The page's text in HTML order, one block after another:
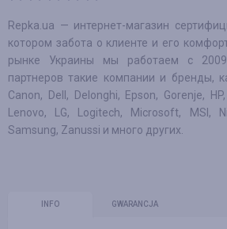
Repka.ua — интернет-магазин
котором забота о клиенте и его
рынке Украины мы работаем с
партнеров такие компании и бренды,
Canon, Dell, Delonghi, Epson, Gorenje,
Lenovo, LG, Logitech, Microsoft, MSI,
Samsung, Zanussi и много других.
INFO GWARANCJA